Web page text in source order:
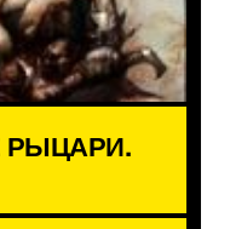
РЫЦАРИ.